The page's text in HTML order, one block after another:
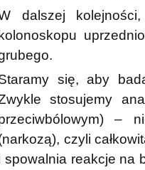
dalszej
kolonoskopu
się, aby
stosujemy
–
czyli
spowalnia reakcje na